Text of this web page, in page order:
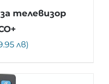
телевизор
лв)